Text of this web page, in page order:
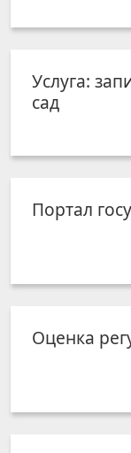
Услуга:
сад
Портал
Оценка